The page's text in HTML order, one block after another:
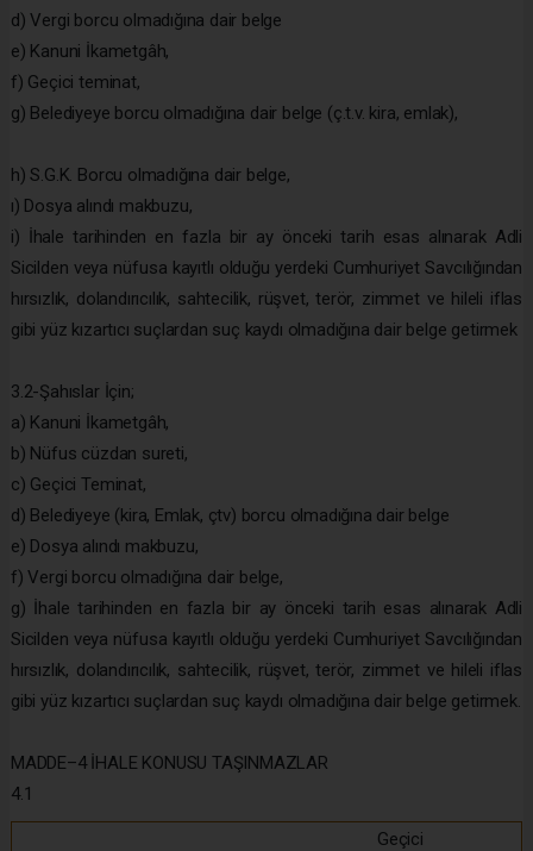
d) Vergi borcu olmadığına dair belge
e) Kanuni İkametgâh,
f) Geçici teminat,
g) Belediyeye borcu olmadığına dair belge (ç.t.v. kira, emlak),
h) S.G.K. Borcu olmadığına dair belge,
ı) Dosya alındı makbuzu,
i) İhale tarihinden en fazla bir ay önceki tarih esas alınarak Adli
Sicilden veya nüfusa kayıtlı olduğu yerdeki Cumhuriyet Savcılığından
hırsızlık, dolandırıcılık, sahtecilik, rüşvet, terör, zimmet ve hileli iflas
gibi yüz kızartıcı suçlardan suç kaydı olmadığına dair belge getirmek
3.2-Şahıslar İçin;
a) Kanuni İkametgâh,
b) Nüfus cüzdan sureti,
c) Geçici Teminat,
d) Belediyeye (kira, Emlak, çtv) borcu olmadığına dair belge
e) Dosya alındı makbuzu,
f) Vergi borcu olmadığına dair belge,
g) İhale tarihinden en fazla bir ay önceki tarih esas alınarak Adli
Sicilden veya nüfusa kayıtlı olduğu yerdeki Cumhuriyet Savcılığından
hırsızlık, dolandırıcılık, sahtecilik, rüşvet, terör, zimmet ve hileli iflas
gibi yüz kızartıcı suçlardan suç kaydı olmadığına dair belge getirmek.
MADDE–4 İHALE KONUSU TAŞINMAZLAR
4.1
Geçici